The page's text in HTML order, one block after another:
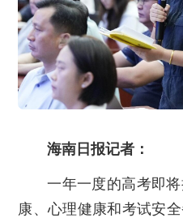
海南日报记者：
一年一度的高考即
康、心理健康和考试安